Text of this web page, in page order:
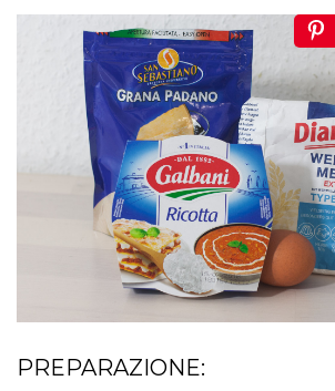
PREPARAZIONE: